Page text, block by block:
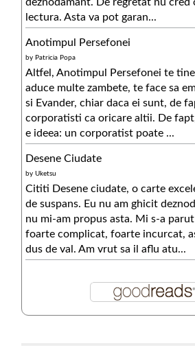
lectura. Asta va pot garan...
Anotimpul Persefonei
by Patricia Popa
Altfel, Anotimpul Persefonei te
aduce multe zambete, te face sa
si Evander, chiar daca ei sunt, de
corporatisti ca oricare altii. De
e ideea: un corporatist poate ...
Desene Ciudate
byUketsu
Cititi Desene ciudate, o carte
de suspans. Eu nu am ghicit
nu mi-am propus asta. Mi s-a
foarte complicat, foarte incurcat,
dus de val. Am vrut sa il aflu atu...